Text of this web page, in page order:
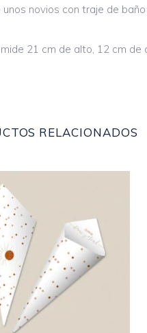
unos novios con traje de
21 cm de alto, 12 cm de
RELACIONADOS